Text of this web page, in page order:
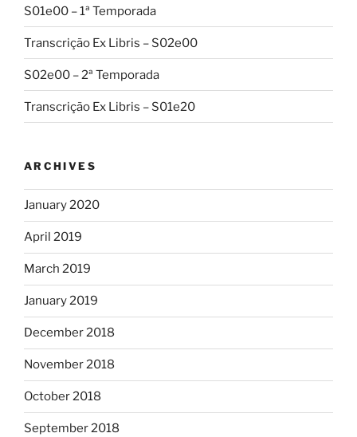
S01e00 – 1ª Temporada
Transcrição Ex Libris – S02e00
S02e00 – 2ª Temporada
Transcrição Ex Libris – S01e20
ARCHIVES
January 2020
April 2019
March 2019
January 2019
December 2018
November 2018
October 2018
September 2018